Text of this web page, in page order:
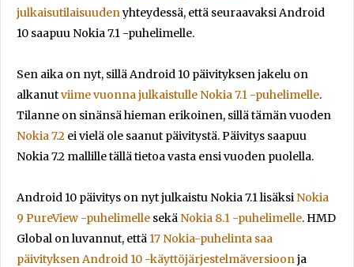
julkaisutilaisuudenyhteydessä, että seuraavaksi Android
10 saapuu Nokia 7.1 -puhelimelle.
Sen aika on nyt, sillä Android 10 päivityksen jakelu on
alkanutviime vuonna julkaistulle Nokia 7.1 -puhelimelle.
Tilanne on sinänsä hieman erikoinen, sillä tämän vuoden
Nokia 7.2 ei vielä ole saanut päivitystä. Päivitys saapuu
Nokia 7.2 mallille tällä tietoa vasta ensi vuoden puolella.
Android 10 päivitys on nyt julkaistu Nokia 7.1 lisäksi Nokia
9 PureView -puhelimelle sekä Nokia 8.1 -puhelimelle. HMD
Global on luvannut, että 17 Nokia-puhelinta saa
päivityksen Android 10 -käyttöjärjestelmäversioonja